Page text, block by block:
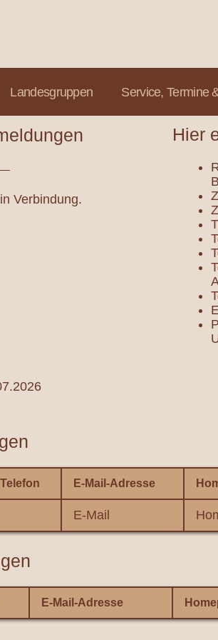
Landesgruppen Service, Termine
Verbindung.
Hier
Telefon E-Mail-Adresse
E-Mail
E-Mail-Adresse